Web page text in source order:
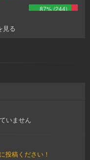
87% (244)
見る
いません
投稿ください！